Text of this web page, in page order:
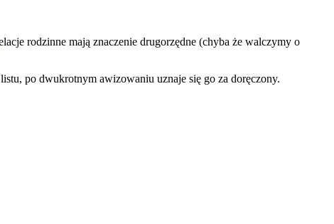
rodzinne mają znaczenie drugorzędne (chyba że walczymy o
po dwukrotnym awizowaniu uznaje się go za doręczony.